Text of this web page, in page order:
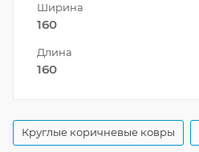
Ширина
160
Длина
160
Круглые коричневые ковры